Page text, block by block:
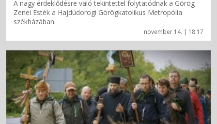
november 14. | 18:17
A nagy érdeklődésre való tekintettel folytatódnak a Görög
Zenei Esték a Hajdúdorogi Görögkatolikus Metropólia
székházában.